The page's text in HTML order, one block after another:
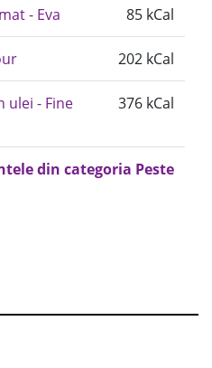
- Eva 85 kCal
202 kCal
ulei - Fine
376 kCal
din categoria Peste